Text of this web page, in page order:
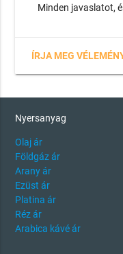
Minden javaslatot,
ÍRJA MEG
Nyersanyag
Olaj ár
Földgáz ár
Arany ár
Ezüst ár
Platina ár
Réz ár
Arabica kávé ár